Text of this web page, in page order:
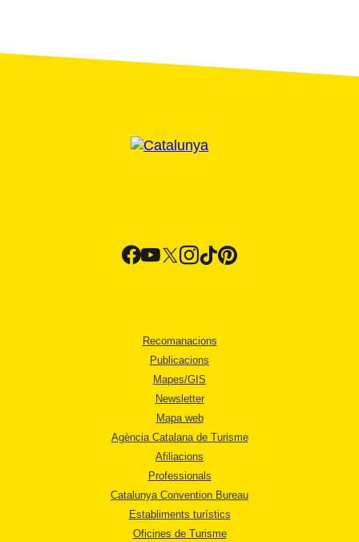
Recomanacions
Publicacions
Mapes/GIS
Newsletter
Mapa web
Agència Catalana de Turisme
Afiliacions
Professionals
Catalunya Convention Bureau
Establiments turístics
Oficines de Turisme